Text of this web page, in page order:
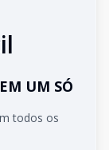
UM SÓ
todos os